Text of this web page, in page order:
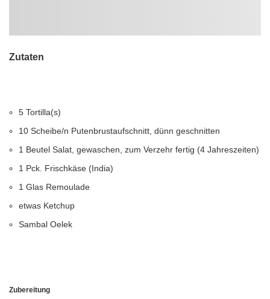
Zutaten
5 Tortilla(s)
10 Scheibe/n Putenbrustaufschnitt, dünn geschnitten
1 Beutel Salat, gewaschen, zum Verzehr fertig (4 Jahreszeiten)
1 Pck. Frischkäse (India)
1 Glas Remoulade
etwas Ketchup
Sambal Oelek
Zubereitung